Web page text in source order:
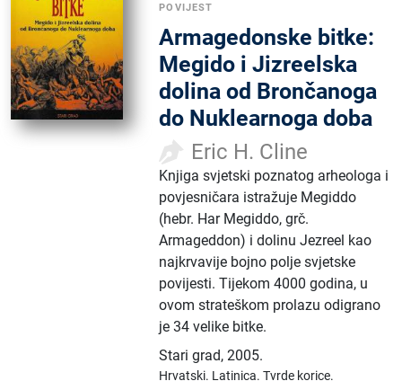
POVIJEST
Armagedonske bitke:
Megido i Jizreelska
dolina od Brončanoga
do Nuklearnoga doba
Eric H. Cline
Knjiga svjetski poznatog arheologa i
povjesničara istražuje Megiddo
(hebr. Har Megiddo, grč.
Armageddon) i dolinu Jezreel kao
najkrvavije bojno polje svjetske
povijesti. Tijekom 4000 godina, u
ovom strateškom prolazu odigrano
je 34 velike bitke.
Stari grad,2005.
Hrvatski. Latinica.Tvrde korice.